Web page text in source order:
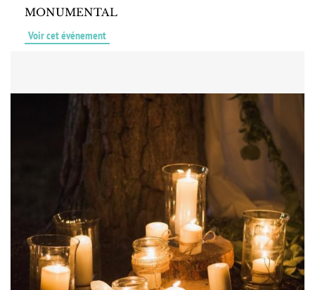
MONUMENTAL
Voir cet événement